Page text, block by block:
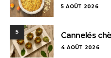
5 AOÛT 2026
5 Cannelés
4 AOÛT 2026